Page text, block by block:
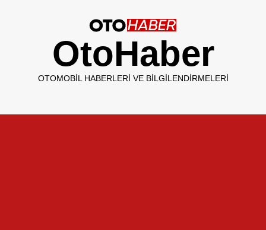
OtoHaber
OTOMOBIL HABERLERI VE BILGILENDIRMELERI